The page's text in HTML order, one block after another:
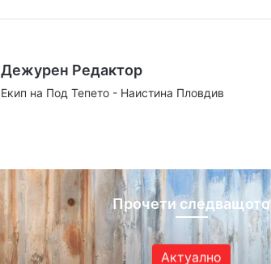
Дежурен Редактор
Екип на Под Тепето - Наистина Пловдив
Прочети следващото
Актуално